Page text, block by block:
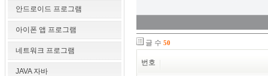
안드로이드 프로그램
아이폰 앱 프로그램
네트워크 프로그램
JAVA 자바
글 수 50
번호